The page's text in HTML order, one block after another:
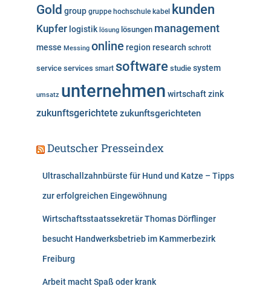
Gold group gruppe hochschule kabel kunden
Kupfer logistik lösung lösungen management
messe Messing online region research schrott
service services smart software studie system
umsatz unternehmen wirtschaftzink
zukunftsgerichtete zukunftsgerichteten
Deutscher Presseindex
Ultraschallzahnbürste für Hund und Katze – Tipps
zur erfolgreichen Eingewöhnung
Wirtschaftsstaatssekretär Thomas Dörflinger
besucht Handwerksbetrieb im Kammerbezirk
Freiburg
Arbeit macht Spaß oder krank